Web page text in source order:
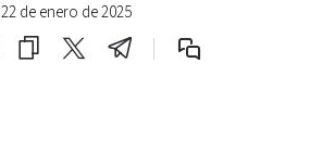
22 de enero de 2025